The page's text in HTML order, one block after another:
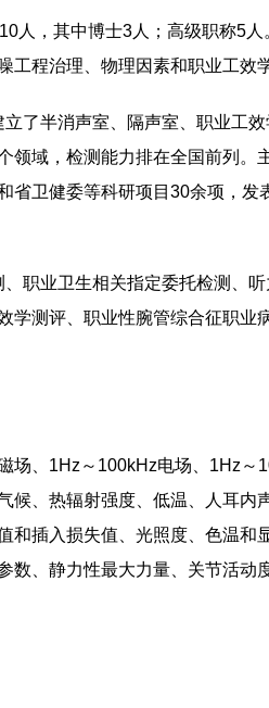
人，其中博士3人；高级职称5
程治理、物理因素和职业工效
了半消声室、隔声室、职业工
域，检测能力排在全国前列。
省卫健委等科研项目30余项，
职业卫生相关指定委托检测、
学测评、职业性腕管综合征职
、1Hz～100kHz电场、1Hz
候、热辐射强度、低温、人耳
和插入损失值、光照度、色温
数、静力性最大力量、关节活